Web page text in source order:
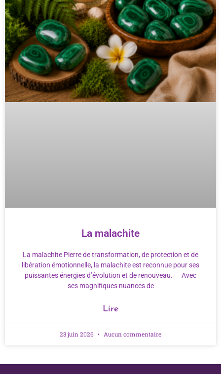
La malachite
La malachite Pierre de transformation, de protection et de
libération émotionnelle, la malachite est reconnue pour ses
puissantes énergies d’évolution et de renouveau. Avec
ses magnifiques nuances de
Lire
23 juin 2026 Aucun commentaire